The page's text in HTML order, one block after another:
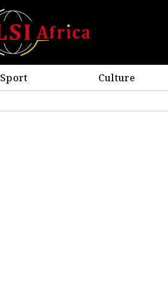
Sport Culture